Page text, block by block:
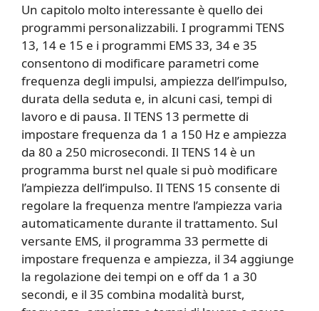
Un capitolo molto interessante è quello dei
programmi personalizzabili. I programmi TENS
13, 14 e 15 e i programmi EMS 33, 34 e 35
consentono di modificare parametri come
frequenza degli impulsi, ampiezza dell’impulso,
durata della seduta e, in alcuni casi, tempi di
lavoro e di pausa. Il TENS 13 permette di
impostare frequenza da 1 a 150 Hz e ampiezza
da 80 a 250 microsecondi. Il TENS 14 è un
programma burst nel quale si può modificare
l’ampiezza dell’impulso. Il TENS 15 consente di
regolare la frequenza mentre l’ampiezza varia
automaticamente durante il trattamento. Sul
versante EMS, il programma 33 permette di
impostare frequenza e ampiezza, il 34 aggiunge
la regolazione dei tempi on e off da 1 a 30
secondi, e il 35 combina modalità burst,